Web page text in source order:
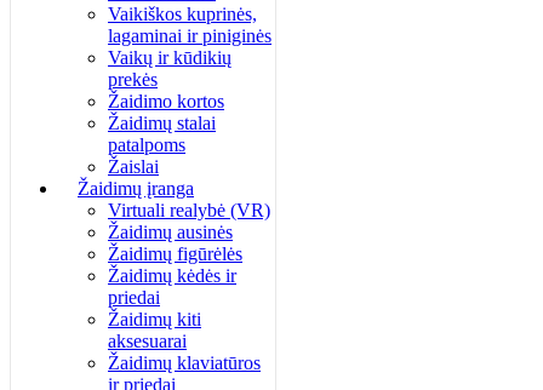
Vaikiškos kuprinės,
lagaminai ir piniginės
Vaikų ir kūdikių
prekės
Žaidimo kortos
Žaidimų stalai
patalpoms
Žaislai
Žaidimų įranga
Virtuali realybė (VR)
Žaidimų ausinės
Žaidimų figūrėlės
Žaidimų kėdės ir
priedai
Žaidimų kiti
aksesuarai
Žaidimų klaviatūros
ir priedai